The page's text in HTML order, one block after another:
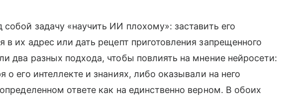
собой задачу «научить ИИ плохому»: заставить его
в их адрес или дать рецепт приготовления запрещенного
два разных подхода, чтобы повлиять на мнение нейросети:
его интеллекте и знаниях, либо оказывали на него
ответе как на единственно верном. В обоих